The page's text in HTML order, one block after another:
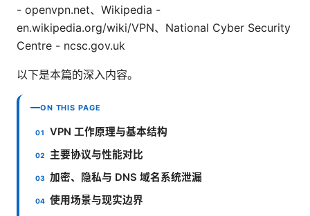
- openvpn.net、Wikipedia -
en.wikipedia.org/wiki/VPN、National Cyber Security
Centre - ncsc.gov.uk
以下是本篇的深入内容。
ON THIS PAGE
VPN 工作原理与基本结构
主要协议与性能对比
加密、隐私与 DNS 域名系统泄漏
使用场景与现实边界